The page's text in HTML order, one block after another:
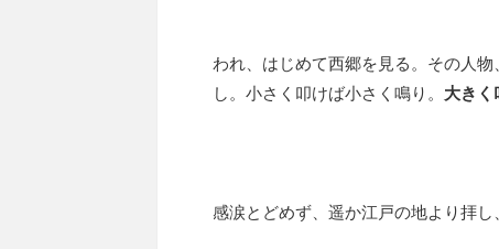
われ、はじめて西郷を見る。その人
し。小さく叩けば小さく鳴り。 大きく
感涙とどめず、遥か江戸の地より拝し